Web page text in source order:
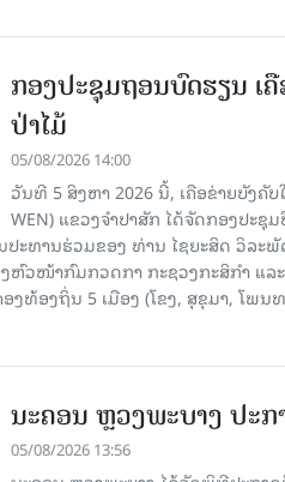
ກອງປະຊຸມຖອນບົດຮຽນ ເ
ປ່າໄມ້
05/08/2026 14:00
ວັນທີ 5 ສິງຫາ 2026 ນີ້, ເຄືອຂ່າຍບັງຄັ
WEN) ແຂວງຈຳປາສັກ ໄດ້ຈັດກອງປະ
ນປະທານຮ່ວມຂອງ ທ່ານ ໄຊຍະສິດ ວິລ
ຫົວໜ້າກົມກວດກາ ກະຊວງກະສິກຳ ແ
ງທ້ອງຖິ່ນ 5 ເມືອງ (ໂຂງ, ສຸຂຸມາ, ໂພ
ນະຄອນ ຫຼວງພະບາງ ປະ​ກ
05/08/2026 13:56